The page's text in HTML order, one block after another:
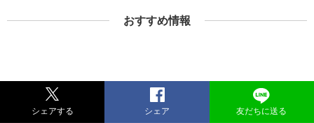
おすすめ情報
シェアする シェア 友だちに送る